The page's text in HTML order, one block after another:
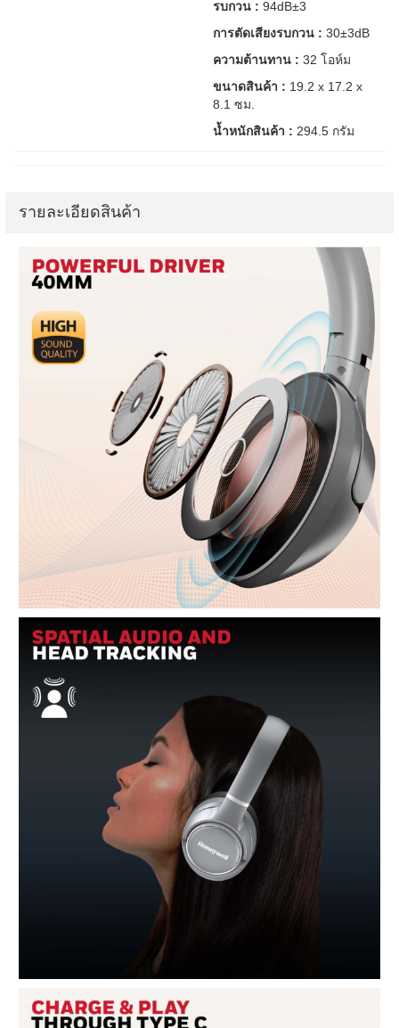
รบกวน : 94dB±3
การตัดเสียงรบกวน : 30±3dB
ความต้านทาน : 32 โอห์ม
ขนาดสินค้า : 19.2 x 17.2 x
8.1 ซม.
น้ำหนักสินค้า : 294.5 กรัม
รายละเอียดสินค้า